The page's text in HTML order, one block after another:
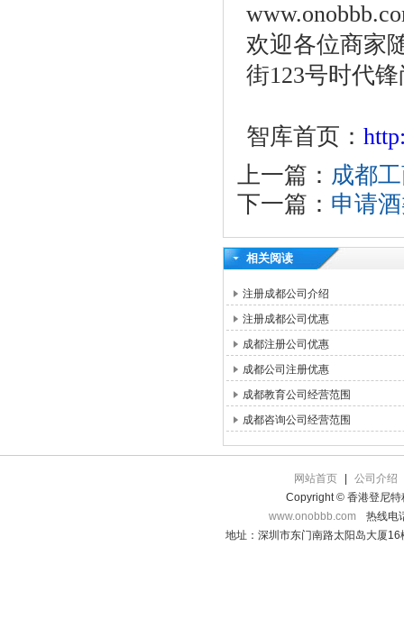
欢迎各位商家
街123号时代锋
智库首页：
上一篇： 成都
下一篇： 申请
相关阅读
注册成都公司介绍
注册成都公司优惠
成都注册公司优惠
成都公司注册优惠
成都教育公司经营范围
成都咨询公司经营范围
网站首页
公司介绍
Copyright © 香港登尼特
www.onobbb.com
热线电
地址：深圳市东门南路太阳岛大厦